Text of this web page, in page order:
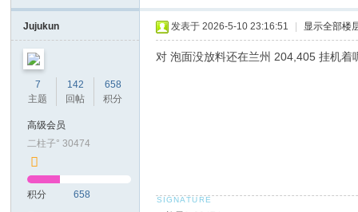
Jujukun
7
主题
142
回帖
658
积分
高级会员
二柱子° 30474
积分 658
发表于 2026-5-10 23:16:51 显示全部楼
对 泡面没放料还在兰州 204,405 挂机着